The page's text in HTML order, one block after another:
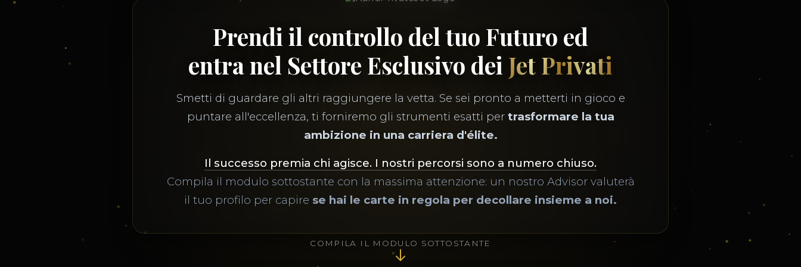
Prendi il controllo del tuo Futuro ed
entra nel Settore Esclusivo dei Jet Privati
Smetti di guardare gli altri raggiungere la vetta. Se sei pronto a metterti in gioco e
puntare all'eccellenza, ti forniremo gli strumenti esatti per trasformare la tua
ambizione in una carriera d'élite.
Il successo premia chi agisce. I nostri percorsi sono a numero chiuso.
Compila il modulo sottostante con la massima attenzione: un nostro Advisor valuterà
il tuo profilo per capire se hai le carte in regola per decollare insieme a noi.
COMPILA IL MODULO SOTTOSTANTE